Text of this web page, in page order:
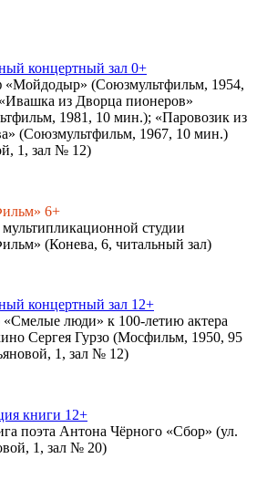
концертный зал 0+
«Мойдодыр» (Союзмультфильм, 1954,
из Дворца пионеров»
1981, 10 мин.); «Паровозик из
(Союзмультфильм, 1967, 10 мин.)
1, зал № 12)
6+
мультипликационной студии
(Конева, 6, читальный зал)
концертный зал 12+
люди» к 100-летию актера
Сергея Гурзо (Мосфильм, 1950, 95
1, зал № 12)
книги 12+
поэта Антона Чёрного «Сбор» (ул.
1, зал № 20)